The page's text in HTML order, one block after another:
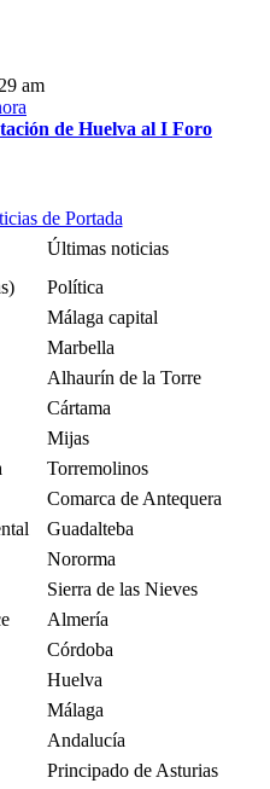
am
de Huelva al I Foro
de Portada
Últimas noticias
Política
Málaga capital
Marbella
Alhaurín de la Torre
Cártama
Mijas
Torremolinos
Comarca de Antequera
Guadalteba
Nororma
Sierra de las Nieves
Almería
Córdoba
Huelva
Málaga
Andalucía
Principado de Asturias